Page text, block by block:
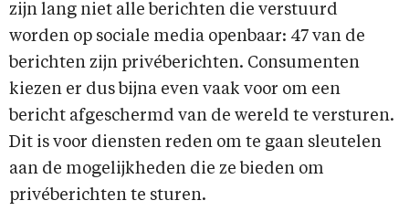
zijn lang niet alle berichten die verstuurd
worden op sociale media openbaar: 47 van de
berichten zijn privéberichten. Consumenten
kiezen er dus bijna even vaak voor om een
bericht afgeschermd van de wereld te versturen.
Dit is voor diensten reden om te gaan sleutelen
aan de mogelijkheden die ze bieden om
privéberichten te sturen.